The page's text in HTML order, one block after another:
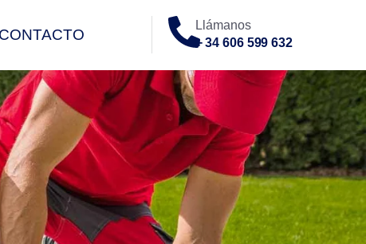
CONTACTO
Llámanos
+ 34 606 599 632